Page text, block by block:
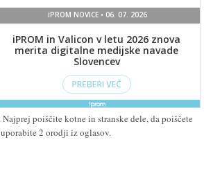
poiščite kotne in stranske dele, da poiščete
2 orodji iz oglasov.